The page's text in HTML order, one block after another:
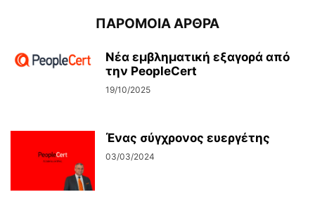
ΠΑΡΟΜΟΙΑ ΑΡΘΡΑ
Νέα εμβληματική εξαγορά από
την PeopleCert
19/10/2025
Ένας σύγχρονος ευεργέτης
03/03/2024